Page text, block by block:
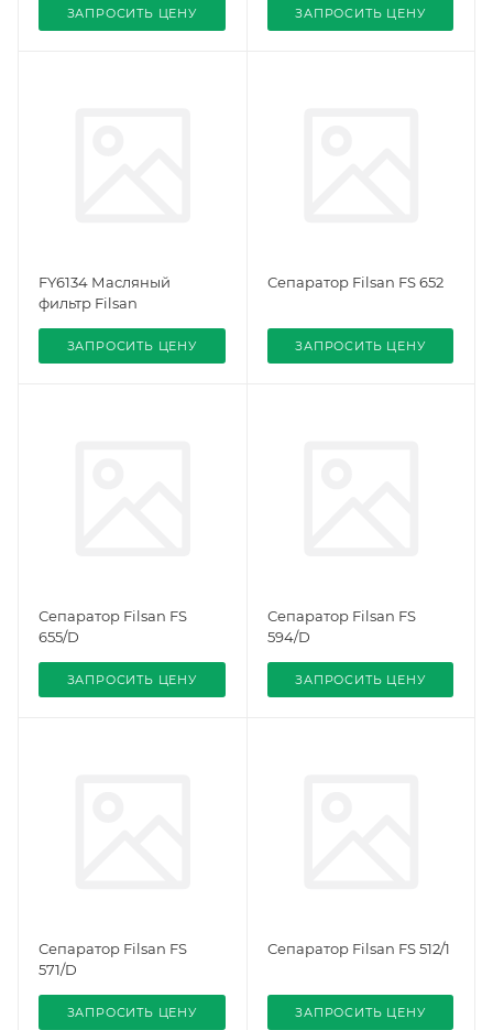
ЗАПРОСИТЬ ЦЕНУ ЗАПРОСИТЬ ЦЕНУ
FY6134 Масляный
фильтр Filsan
ЗАПРОСИТЬ ЦЕНУ
Сепаратор Filsan FS 652
ЗАПРОСИТЬ ЦЕНУ
Сепаратор Filsan FS
655/D
ЗАПРОСИТЬ ЦЕНУ
Сепаратор Filsan FS
594/D
ЗАПРОСИТЬ ЦЕНУ
Сепаратор Filsan FS
571/D
ЗАПРОСИТЬ ЦЕНУ
Сепаратор Filsan FS 512/1
ЗАПРОСИТЬ ЦЕНУ